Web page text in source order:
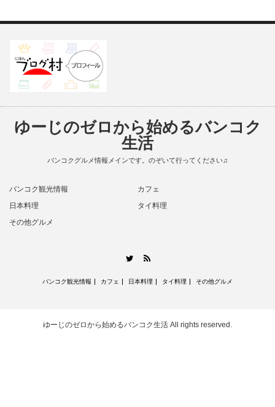
ゆーじのゼロから始めるバンコク
生活
バンコクグルメ情報メインです。のぞいて行ってください♫
バンコク観光情報
カフェ
日本料理
タイ料理
その他グルメ
Twitter
バンコク観光情報 カフェ 日本料理 タイ料理 その他グルメ
ゆーじのゼロから始めるバンコク生活 All rights reserved.